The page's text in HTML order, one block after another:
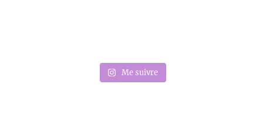
Me suivre